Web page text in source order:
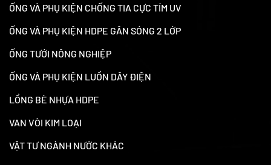
ỐNG VÀ PHỤ KIỆN CHỐNG TIA CỰC TÍM UV
ỐNG VÀ PHỤ KIỆN HDPE GÂN SÓNG 2 LỚP
ỐNG TƯỚI NÔNG NGHIỆP
ỐNG VÀ PHỤ KIỆN LUỒN DÂY ĐIỆN
LỒNG BÈ NHỰA HDPE
VAN VÒI KIM LOẠI
VẬT TƯ NGÀNH NƯỚC KHÁC